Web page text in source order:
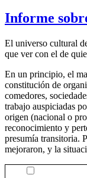
Informe
El universo cultural
que ver con el de
En un principio, el
constitución de
comedores,
trabajo auspiciadas
origen (nacional o
reconocimiento y
presumía transitoria.
mejoraron, y la